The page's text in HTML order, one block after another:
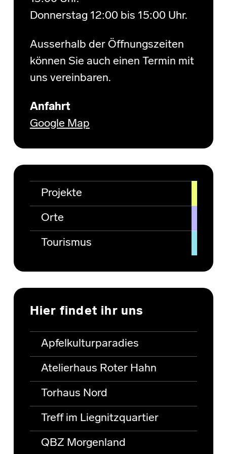
Donnerstag 12:00 bis 15:00 Uhr.
Ausserhalb der Öffnungszeiten
können Sie auch einen Termin mit
uns vereinbaren.
Anfahrt
Google Map
Projekte
Orte
Tourismus
Hier findet ihr uns
Apfelkulturparadies
Atelierhaus Roter Hahn
Torhaus Nord
Treff im Liegnitzquartier
QBZ Morgenland